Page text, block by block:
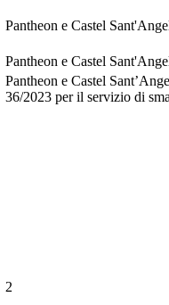
Pantheon e Castel
Pantheon e Castel
Pantheon e Castel
36/2023 per il servizio di
2